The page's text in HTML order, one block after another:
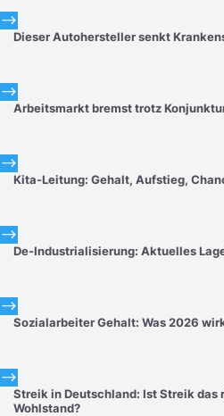
$
Dieser Autohersteller senkt
$
Arbeitsmarkt bremst trotz
$
Kita-Leitung: Gehalt, Aufstieg,
$
De-Industrialisierung: Aktuelles
$
Sozialarbeiter Gehalt: Was 2026
$
Streik in Deutschland: Ist Streik
Wohlstand?